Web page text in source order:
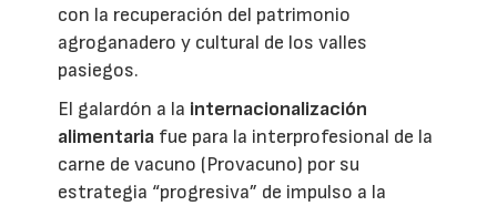
con la recuperación del patrimonio
agroganadero y cultural de los valles
pasiegos.
El galardón a la internacionalización
alimentaria fue para la interprofesional de la
carne de vacuno (Provacuno) por su
estrategia “progresiva” de impulso a la